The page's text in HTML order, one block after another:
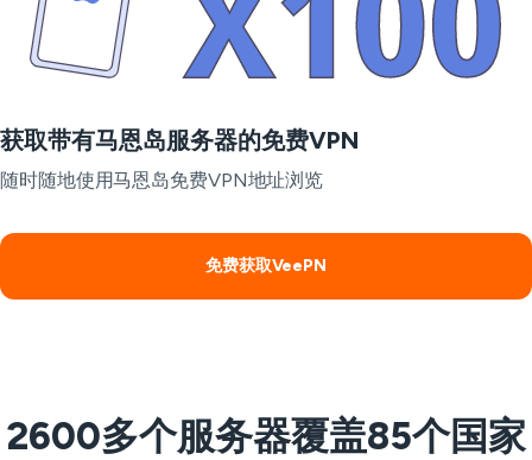
获取带有马恩岛服务器的免费VPN
随时随地使用马恩岛免费VPN地址浏览
免费获取VeePN
2600多个服务器覆盖85个国家